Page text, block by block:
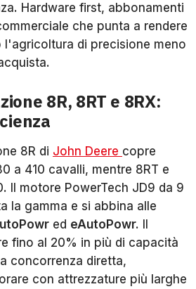
Hardware first, abbonamenti
che punta a rendere
l'agricoltura di precisione meno
8R, 8RT e 8RX:
8R di John Deere copre
a 410 cavalli, mentre 8RT e
Il motore PowerTech JD9 da 9
la gamma e si abbina alle
ed eAutoPowr.
fino al 20% in più di capacità
concorrenza diretta,
con attrezzature più larghe